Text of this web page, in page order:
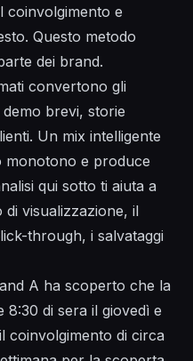
coinvolgimento e
Questo metodo
dei brand.
convertono gli
brevi, storie
Un mix intelligente
monotono e produce
qui sotto ti aiuta a
visualizzazione, il
through, i salvataggi
A ha scoperto che la
di sera il giovedì e
coinvolgimento di circa